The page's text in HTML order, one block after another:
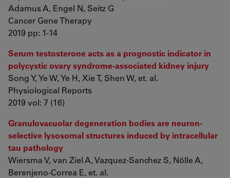
Adamus A, Engel N, Seitz G
Cancer Gene Therapy
2019 pp: 1-14
Serum testosterone acts as a prognostic indicator in
polycystic ovary syndrome‐associated kidney injury
Song Y, Ye W, Ye H, Xie T, Shen W, et. al.
Physiological Reports
2019 vol: 7 (16)
Granulovacuolar degeneration bodies are neuron-
selective lysosomal structures induced by intracellular
tau pathology
Wiersma V, van Ziel A, Vazquez-Sanchez S, Nölle A,
Berenjeno-Correa E, et. al.